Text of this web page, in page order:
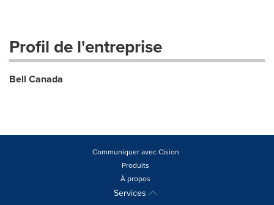
Profil de l'entreprise
Bell Canada
Communiquer avec Cision
Produits
À propos
Services